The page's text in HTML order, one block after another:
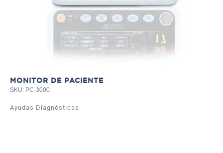
MONITOR DE PACIENTE
SKU: PC-3000
Ayudas Diagnósticas